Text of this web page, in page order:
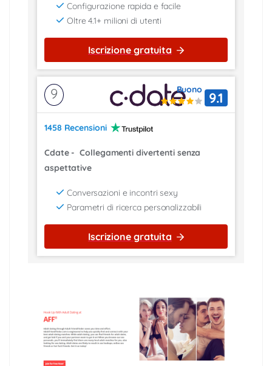
Configurazione rapida e facile
Oltre 4.1+ milioni di utenti
Iscrizione gratuita
9
1458 Recensioni
Cdate- Collegamenti divertenti senza
aspettative
Conversazioni e incontri sexy
Parametri di ricerca personalizzabili
Buono 9.1
Iscrizione gratuita